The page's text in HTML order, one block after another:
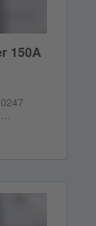
150A
+60 mV